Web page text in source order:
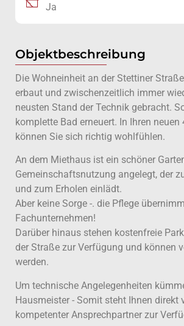
Ja
Objektbeschreibung
Die Wohneinheit an der Stettiner
erbaut und zwischenzeitlich immer
neusten Stand der Technik gebracht.
komplette Bad erneuert. In Ihren neuen
können Sie sich richtig wohlfühlen.
An dem Miethaus ist ein schöner
Gemeinschaftsnutzung angelegt, der
und zum Erholen einlädt.
Aber keine Sorge -. die Pflege
Fachunternehmen!
Darüber hinaus stehen kostenfreie
der Straße zur Verfügung und können
werden.
Um technische Angelegenheiten
Hausmeister - Somit steht Ihnen direkt
kompetenter Ansprechpartner zur